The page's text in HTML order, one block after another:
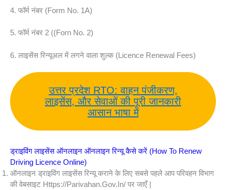
4. फॉर्म नंबर (Form No. 1A)
5. फॉर्म नंबर 2 ((Forn No. 2)
6. लाइसेंस रिन्यूअल में लगने वाला शुल्क (Licence Renewal Fees)
उत्तर प्रदेश RTO: वाहन पंजीकरण,
लाइसेंस, और सेवाओं की पूरी जानकारी
आसान भाषा में
ड्राइविंग लाइसेंस ऑनलाइन ऑनलाइन रिन्यू कैसे करें (How To Renew
Driving Licence Online)
ऑनलाइन ड्राइविंग लाइसेंस रिन्यू कराने के लिए सबसे पहले आप परिवहन विभाग
की वेबसाइट Https://parivahan.gov.in/ पर जाएँ |